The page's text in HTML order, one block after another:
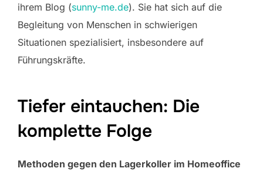
ihrem Blog (sunny-me.de). Sie hat sich auf die
Begleitung von Menschen in schwierigen
Situationen spezialisiert, insbesondere auf
Führungskräfte.
Tiefer eintauchen: Die
komplette Folge
Methoden gegen den Lagerkoller im Homeoffice